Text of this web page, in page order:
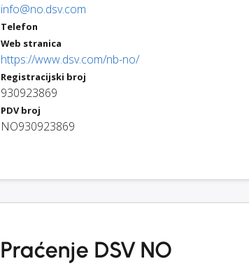
info@no.dsv.com
Telefon
Web stranica
https://www.dsv.com/nb-no/
Registracijski broj
930923869
PDV broj
NO930923869
Praćenje DSV NO